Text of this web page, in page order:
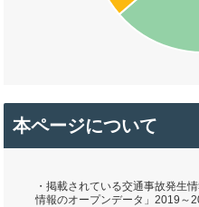
本ページについて
・掲載されている交通事故発生
情報のオープンデータ」2019～